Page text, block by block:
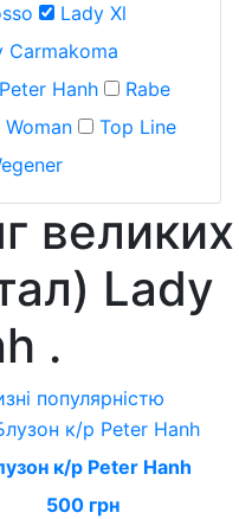
Lady Xl
Carmakoma
Peter Hanh
Rabe
Woman
Top Line
великих
Lady
.
популярністю
к/р Peter Hanh
500 грн